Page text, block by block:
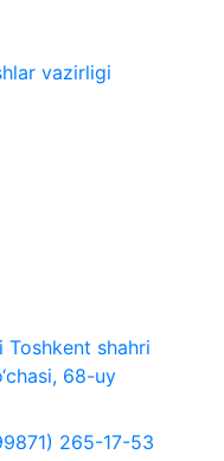
vazirligi
Toshkent shahri
68-uy
265-17-53